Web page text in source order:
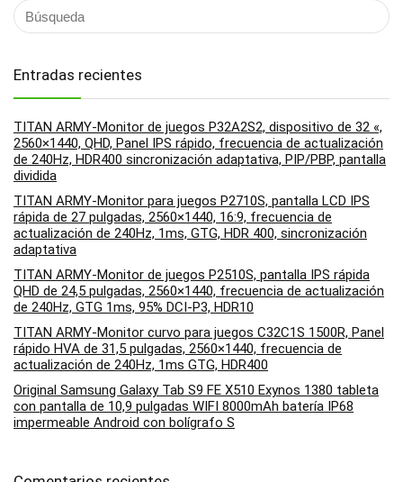
Entradas recientes
TITAN ARMY-Monitor de juegos P32A2S2, dispositivo de 32 «,
2560×1440, QHD, Panel IPS rápido, frecuencia de actualización
de 240Hz, HDR400 sincronización adaptativa, PIP/PBP, pantalla
dividida
TITAN ARMY-Monitor para juegos P2710S, pantalla LCD IPS
rápida de 27 pulgadas, 2560×1440, 16:9, frecuencia de
actualización de 240Hz, 1ms, GTG, HDR 400, sincronización
adaptativa
TITAN ARMY-Monitor de juegos P2510S, pantalla IPS rápida
QHD de 24,5 pulgadas, 2560×1440, frecuencia de actualización
de 240Hz, GTG 1ms, 95% DCI-P3, HDR10
TITAN ARMY-Monitor curvo para juegos C32C1S 1500R, Panel
rápido HVA de 31,5 pulgadas, 2560×1440, frecuencia de
actualización de 240Hz, 1ms GTG, HDR400
Original Samsung Galaxy Tab S9 FE X510 Exynos 1380 tableta
con pantalla de 10,9 pulgadas WIFI 8000mAh batería IP68
impermeable Android con bolígrafo S